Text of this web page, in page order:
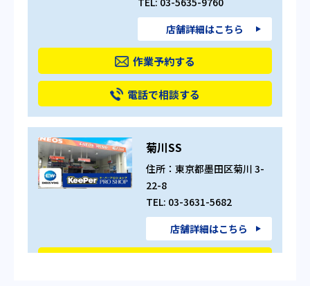
店舗詳細はこちら
作業予約する
電話で相談する
菊川SS
住所：東京都墨田区菊川 3-
22-8
TEL: 03-3631-5682
店舗詳細はこちら